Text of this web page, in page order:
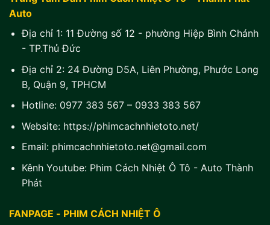
Auto
Địa chỉ 1: 11 Đường số 12 - phường Hiệp Bình Chánh
- TP.Thủ Đức
Địa chỉ 2: 24 Đường D5A, Liên Phường, Phước Long
B, Quận 9, TPHCM
Hotline: 0977 383 567– 0933 383 567
Website: https://phimcachnhietoto.net/
Email: phimcachnhietoto.net@gmail.com
Kênh Youtube: Phim Cách Nhiệt Ô Tô - Auto Thành
Phát
FANPAGE - PHIM CÁCH NHIỆT Ô